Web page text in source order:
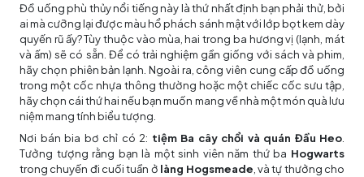
Đồ uống phù thủy nổi tiếng này là thứ nhất định bạn phải thử, bởi
ai mà cưỡng lại được màu hổ phách sánh mật với lớp bọt kem dày
quyến rũ ấy? Tùy thuộc vào mùa, hai trong ba hương vị (lạnh, mát
và ấm) sẽ có sẵn. Để có trải nghiệm gần giống với sách và phim,
hãy chọn phiên bản lạnh. Ngoài ra, công viên cung cấp đồ uống
trong một cốc nhựa thông thường hoặc một chiếc cốc sưu tập,
hãy chọn cái thứ hai nếu bạn muốn mang về nhà một món quà lưu
niệm mang tính biểu tượng.
Nơi bán bia bơ chỉ có 2: tiệm Ba cây chổi và quán Đầu Heo.
Tưởng tượng rằng bạn là một sinh viên năm thứ ba Hogwarts
trong chuyến đi cuối tuần ở làng Hogsmeade, và tự thưởng cho